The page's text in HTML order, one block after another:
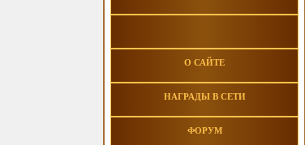
О САЙТЕ
НАГРАДЫ В СЕТИ
ФОРУМ